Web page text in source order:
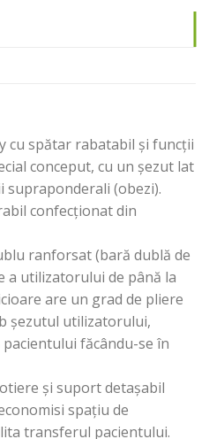
cu spătar rabatabil și funcții
conceput, cu un șezut lat
(obezi).
confecționat din
ranforsat (bară dublă de
a utilizatorului de până la
are un grad de pliere
șezutul utilizatorului,
făcându-se în
și suport detașabil
spațiu de
transferul pacientului.